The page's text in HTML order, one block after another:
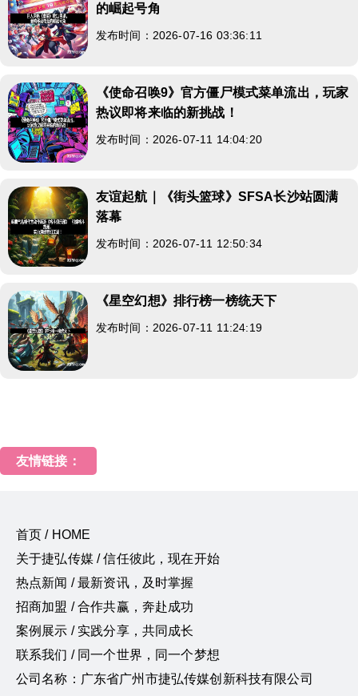
的崛起号角
发布时间：2026-07-16 03:36:11
《使命召唤9》官方僵尸模式菜单流出，玩家
热议即将来临的新挑战！
发布时间：2026-07-11 14:04:20
友谊起航｜《街头篮球》SFSA长沙站圆满
落幕
发布时间：2026-07-11 12:50:34
《星空幻想》排行榜一榜统天下
发布时间：2026-07-11 11:24:19
友情链接：
首页 / HOME
关于捷弘传媒 / 信任彼此，现在开始
热点新闻 / 最新资讯，及时掌握
招商加盟 / 合作共赢，奔赴成功
案例展示 / 实践分享，共同成长
联系我们 / 同一个世界，同一个梦想
公司名称：广东省广州市捷弘传媒创新科技有限公司